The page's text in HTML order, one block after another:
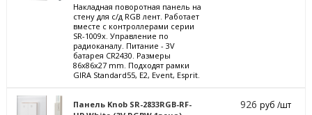
Накладная поворотная панель на
стену для с/д RGB лент. Работает
вместе с контроллерами серии
SR-1009x. Управление по
радиоканалу. Питание - 3V
батарея CR2430. Размеры
86x86x27 mm. Подходят рамки
GIRA Standard55, E2, Event, Esprit.
Панель Knob SR-2833RGB-RF-
926руб /шт